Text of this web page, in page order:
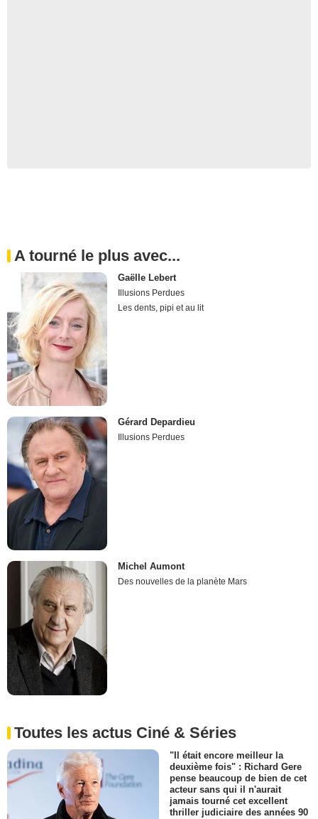
A tourné le plus avec...
Gaëlle Lebert
Illusions Perdues
Les dents, pipi et au lit
Gérard Depardieu
Illusions Perdues
Michel Aumont
Des nouvelles de la planète Mars
Toutes les actus Ciné & Séries
"Il était encore meilleur la
deuxième fois" : Richard Gere
pense beaucoup de bien de cet
acteur sans qui il n'aurait
jamais tourné cet excellent
thriller judiciaire des années 90